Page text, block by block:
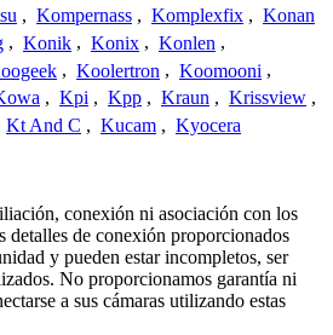
, Kompernass , Komplexfix , Konan
, Konik , Konix , Konlen ,
, Koolertron , Koomooni ,
, Kpi , Kpp , Kraun , Krissview ,
Kt And C , Kucam , Kyocera
conexión ni asociación con los
detalles de conexión proporcionados
y pueden estar incompletos, ser
No proporcionamos garantía ni
a sus cámaras utilizando estas